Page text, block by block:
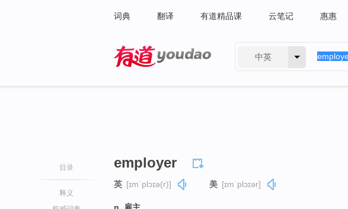
词典 翻译 有道精品课 云笔记 惠惠
中英
目录
释义
employer
英 [ɪmˈplɔɪə(r)] 美 [ɪmˈplɔɪər]